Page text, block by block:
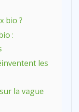
bio ?
:
les
la vague